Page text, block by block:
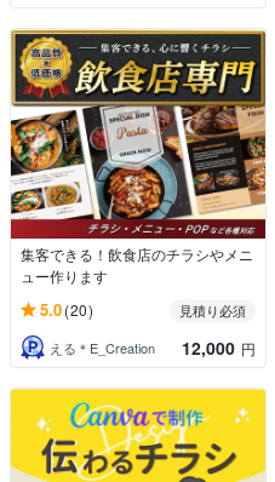
集客できる！飲食店のチラシやメニ
ュー作ります
5.0(20)
見積り必須
える＊E_Creation
12,000 円